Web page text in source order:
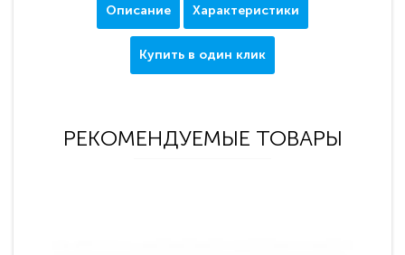
Описание Характеристики
Купить в один клик
РЕКОМЕНДУЕМЫЕ ТОВАРЫ